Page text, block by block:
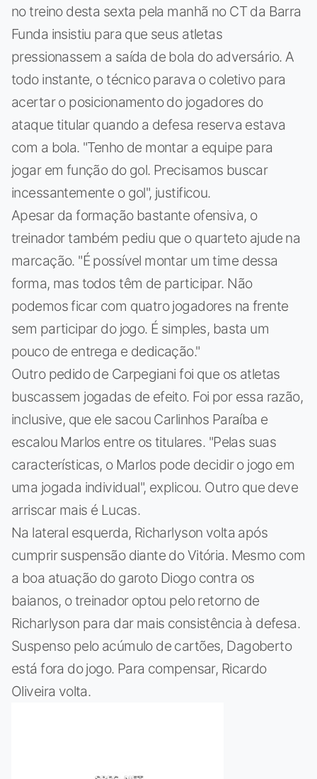
no treino desta sexta pela manhã no CT da Barra
Funda insistiu para que seus atletas
pressionassem a saída de bola do adversário. A
todo instante, o técnico parava o coletivo para
acertar o posicionamento do jogadores do
ataque titular quando a defesa reserva estava
com a bola. "Tenho de montar a equipe para
jogar em função do gol. Precisamos buscar
incessantemente o gol", justificou.
Apesar da formação bastante ofensiva, o
treinador também pediu que o quarteto ajude na
marcação. "É possível montar um time dessa
forma, mas todos têm de participar. Não
podemos ficar com quatro jogadores na frente
sem participar do jogo. É simples, basta um
pouco de entrega e dedicação."
Outro pedido de Carpegiani foi que os atletas
buscassem jogadas de efeito. Foi por essa razão,
inclusive, que ele sacou Carlinhos Paraíba e
escalou Marlos entre os titulares. "Pelas suas
características, o Marlos pode decidir o jogo em
uma jogada individual", explicou. Outro que deve
arriscar mais é Lucas.
Na lateral esquerda, Richarlyson volta após
cumprir suspensão diante do Vitória. Mesmo com
a boa atuação do garoto Diogo contra os
baianos, o treinador optou pelo retorno de
Richarlyson para dar mais consistência à defesa.
Suspenso pelo acúmulo de cartões, Dagoberto
está fora do jogo. Para compensar, Ricardo
Oliveira volta.